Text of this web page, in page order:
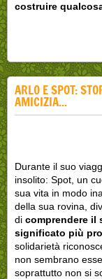
costruire
ARLO E SPOT:
AMICIZIA...
Durante il suo
insolito: Spot, un
sua vita in modo
della sua rovina,
di comprendere il
significato più
solidarietà
non sembrano
soprattutto non si